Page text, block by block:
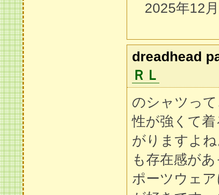
2025年12
dreadhead
ＲＬ
のシャツっ
性が強くて
がりますよ
も存在感が
ポーツウェ